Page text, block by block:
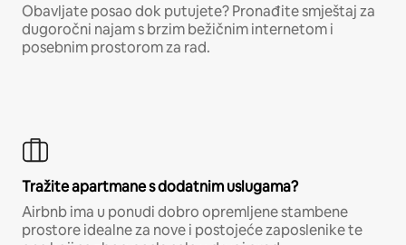
Obavljate posao dok putujete? Pronađite smještaj za
dugoročni najam s brzim bežičnim internetom i
posebnim prostorom za rad.
Tražite apartmane s dodatnim uslugama?
Airbnb ima u ponudi dobro opremljene stambene
prostore idealne za nove i postojeće zaposlenike te